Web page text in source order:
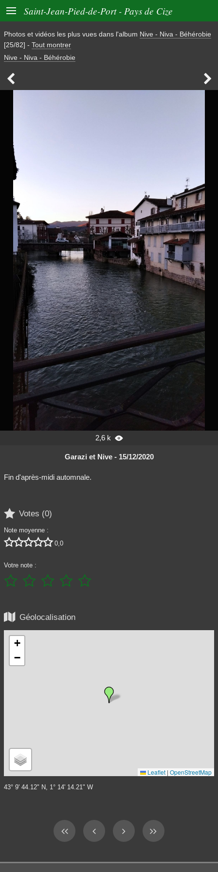
 Saint-Jean-Pied-de-Port - Pays de Cize
Photos et vidéos les plus vues dans l'album Nive - Niva - Béhérobie
[25/82] - Tout montrer
Nive - Niva - Béhérobie
 
2,6 k 
Garazi et Nive - 15/12/2020
Fin d'après-midi automnale.
 Votes (0)
Note moyenne :
 0,0
Votre note :
    
 Géolocalisation
+
−
Leaflet | OpenStreetMap
43° 9' 44.12" N, 1° 14' 14.21" W